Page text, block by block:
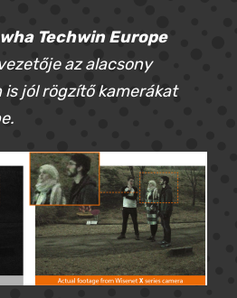
Techwin Europe
az alacsony
jól rögzítő kamerákat